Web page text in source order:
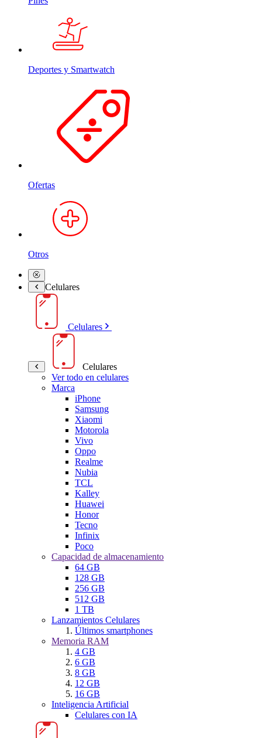
Deportes y Smartwatch
Ofertas
Otros
Celulares
Celulares
Celulares
Ver todo en celulares
Marca
iPhone
Samsung
Xiaomi
Motorola
Vivo
Oppo
Realme
Nubia
TCL
Kalley
Huawei
Honor
Tecno
Infinix
Poco
Capacidad de almacenamiento
64 GB
128 GB
256 GB
512 GB
1 TB
Lanzamientos Celulares
Últimos smartphones
Memoria RAM
4 GB
6 GB
8 GB
12 GB
16 GB
Inteligencia Artificial
Celulares con IA